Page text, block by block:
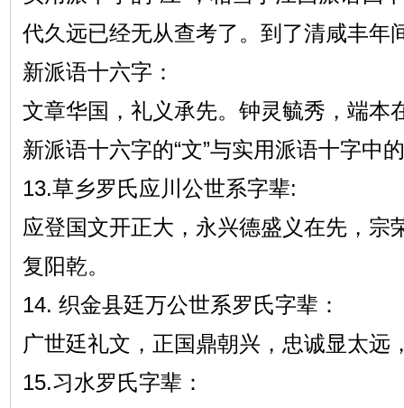
代久远已经无从查考了。到了清咸丰年
新派语十六字：
文章华国，礼义承先。钟灵毓秀，端本
新派语十六字的“文”与实用派语十字中
13.草乡罗氏应川公世系字辈:
应登国文开正大，永兴德盛义在先，宗
复阳乾。
14. 织金县廷万公世系罗氏字辈：
广世廷礼文，正国鼎朝兴，忠诚显太远
15.习水罗氏字辈：